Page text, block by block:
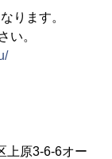
ります。
い。
上原3-6-6オー